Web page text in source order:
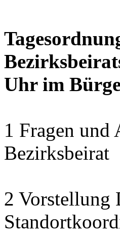
Uhr im
1 Fragen und
Bezirksbeirat
2 Vorstellung